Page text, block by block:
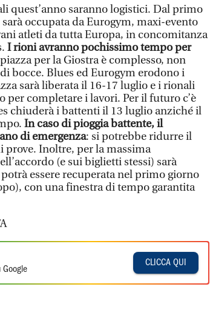
quest’anno saranno logistici. Dal primo
occupata da Eurogym, maxi-evento
atleti da tutta Europa, in concomitanza
I rioni avranno pochissimo tempo per
per la Giostra è complesso, non
bocce. Blues ed Eurogym erodono i
sarà liberata il 16-17 luglio e i rionali
per completare i lavori. Per il futuro c’è
chiuderà i battenti il 13 luglio anziché il
In caso di pioggia battente, il
di emergenza: si potrebbe ridurre il
prove. Inoltre, per la massima
(e sui biglietti stessi) sarà
essere recuperata nel primo giorno
con una finestra di tempo garantita
CLICCA QUI